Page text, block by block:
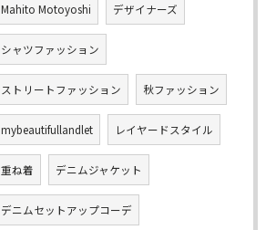
Mahito Motoyoshi デザイナーズ
シャツファッション
ストリートファッション 秋ファッション
mybeautifullandlet レイヤードスタイル
重ね着 デニムジャケット
デニムセットアップコーデ